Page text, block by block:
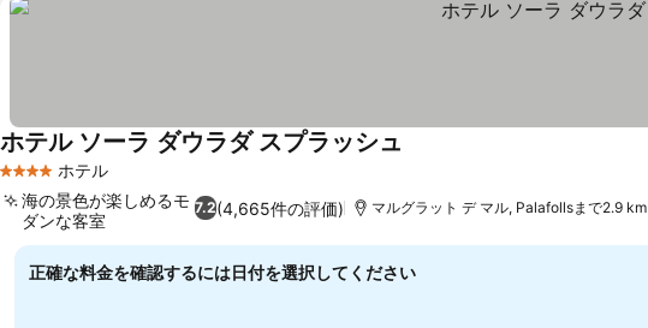
4 ホテルのランク
ホテル
ホテル ソーラ ダウラダ スプラッシュ
7.2(4,665件の評価)
海の景色が楽しめるモ
ダンな客室
マルグラット デ マル, Palafollsまで2.9 km
正確な料金を確認するには日付を選択してください